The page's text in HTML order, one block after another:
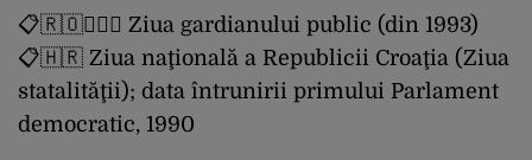
📋🇷🇴👮🏻‍♀️ Ziua gardianului public (din 1993)
📋🇭🇷 Ziua naţională a Republicii Croaţia (Ziua
statalităţii); data întrunirii primului Parlament
democratic, 1990